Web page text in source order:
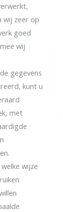
wij zeer op
goed
wij
gegevens
kunt u
met
wijze